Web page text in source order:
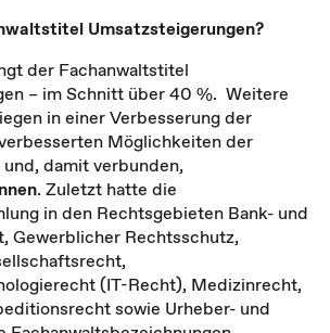
Umsatzsteigerungen?
der Fachanwaltstitel
– im Schnitt über 40 %. Weitere
in einer Verbesserung der
Möglichkeiten der
damit verbunden,
. Zuletzt hatte die
in den Rechtsgebieten Bank- und
Gewerblicher Rechtsschutz,
(IT-Recht), Medizinrecht,
sowie Urheber- und